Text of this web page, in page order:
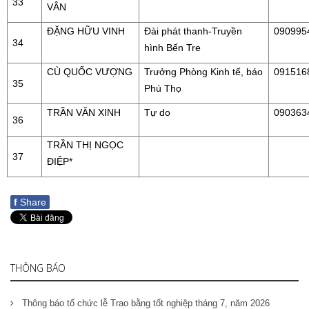
VÂN
34
ĐẶNG HỮU VINH
Đài phát thanh-Truyền
hình Bến Tre
35
CÙ QUỐC VƯỢNG
Trưởng Phòng Kinh tế, báo
Phú Thọ
36
TRẦN VĂN XINH Tự do
37
TRẦN THỊ NGỌC
ĐIỆP*
f Share
THÔNG BÁO
Thông báo tổ chức lễ Trao bằng tốt nghiệp tháng 7, năm 2026